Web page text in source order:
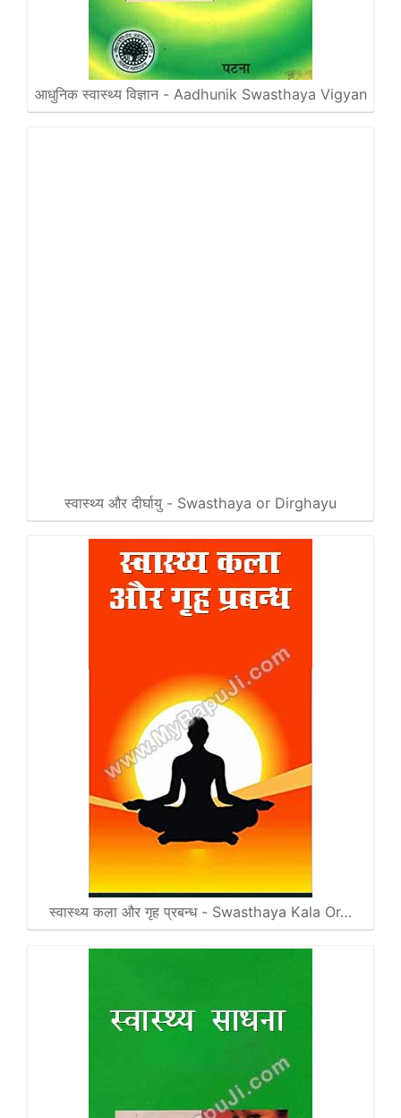
आधुनिक स्वास्थ्य विज्ञान - Aadhunik Swasthaya Vigyan
स्वास्थ्य और दीर्घायु - Swasthaya or Dirghayu
स्वास्थ्य कला और गृह प्रबन्ध - Swasthaya Kala Or…